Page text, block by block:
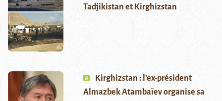
Tadjikistan et Kirghizstan
Kirghizstan : l’ex-président
Almazbek Atambaïev organise sa